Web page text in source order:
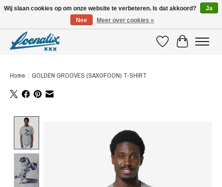
VerlanglijstWinkelwagen
Home / GOLDEN GROOVES (SAXOFOON) T-SHIRT
Wij slaan cookies op om onze website te verbeteren. Is dat akkoord?
Ja
Nee
Meer over cookies »